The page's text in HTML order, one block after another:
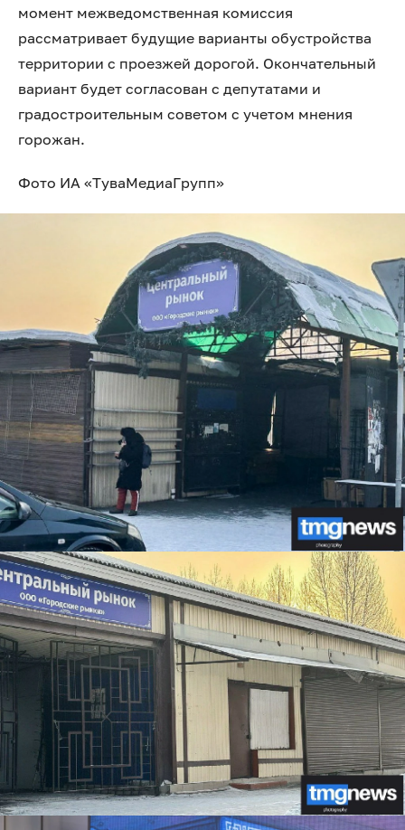
момент межведомственная комиссия
рассматривает будущие варианты обустройства
территории с проезжей дорогой. Окончательный
вариант будет согласован с депутатами и
градостроительным советом с учетом мнения
горожан.
Фото ИА «ТуваМедиаГрупп»